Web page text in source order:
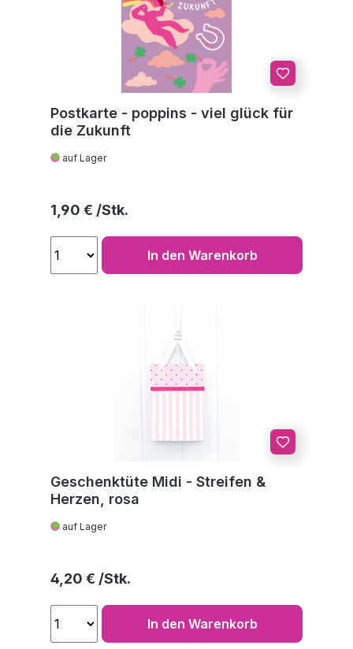
Postkarte - poppins - viel glück für
die Zukunft
auf Lager
Regulärer Preis:
1,90 €
In den Warenkorb
Geschenktüte Midi - Streifen &
Herzen, rosa
auf Lager
Regulärer Preis:
4,20 €
In den Warenkorb